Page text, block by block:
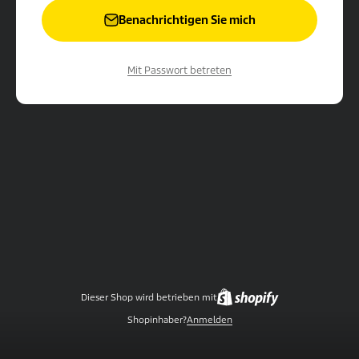
Benachrichtigen Sie mich
Mit Passwort betreten
Dieser Shop wird betrieben mit
Shopinhaber?Anmelden